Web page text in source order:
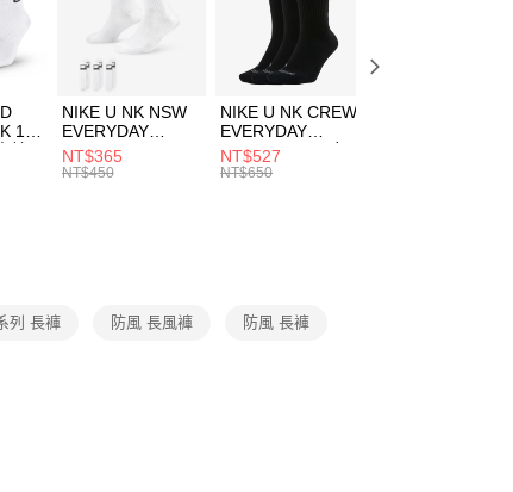
後付」結帳流程】
選擇「AFTEE先享後付」後，將跳轉至「AFTEE先享後
進行簡訊認證並確認金額後，即可完成結帳。
日內，您將收到繳費通知簡訊。
知簡訊後14天內，點擊此簡訊中的連結，可透過四大超商
行／等多元方式進行付款，方視為交易完成。
手續完成當下不需立刻繳費，但若您需要取消訂單，請聯
家。未經商家同意取消之訂單仍視為有效，需透過AFTEE
關費用。
科技股份有限公司提供之「AFTEE先享後付」服務完成之
務之必要範圍內提供個人資料，並將交易相關給付款項請
滿NT$1,500(含以上)免運費
滿NT$1,500(含以上)免運費
1P
NIKE U NK NSW
EVERYDAY
ESSENTIAL CR
男女 短統襪
NT$365
NT$450
NIKE U NK CREW
EVERYDAY
BBALL 3PR 男女
長統襪
NT$527
NT$650
列 長褲 防風 長風褲 防風 長褲